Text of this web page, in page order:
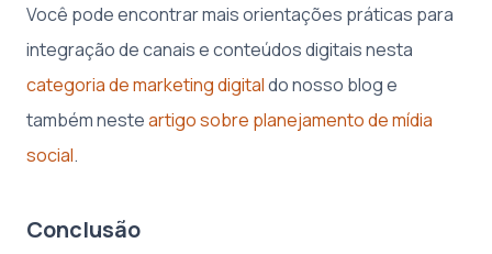
Você pode encontrar mais orientações práticas para
integração de canais e conteúdos digitais nesta
categoria de marketing digitaldo nosso blog e
também nesteartigo sobre planejamento de mídia
social.
Conclusão